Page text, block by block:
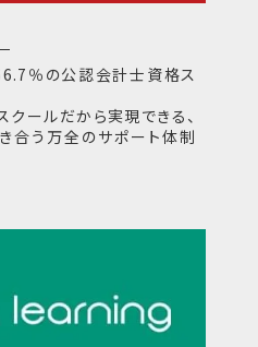
％の公認会計士資格ス
ールだから実現できる、
合う万全のサポート体制